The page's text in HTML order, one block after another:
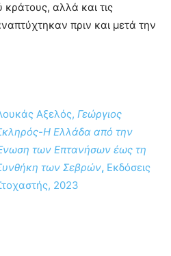
κράτους, αλλά και τις
πριν και μετά την
Αξελός, Γεώργιος
Η Ελλάδα από την
των Επτανήσων έως τη
των Σεβρών, Εκδόσεις
2023